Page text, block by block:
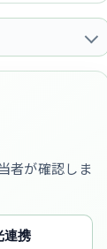
者が確認しま
連携